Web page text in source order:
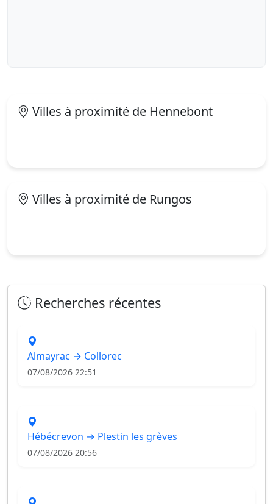
Villes à proximité de Hennebont
Villes à proximité de Rungos
Recherches récentes
Almayrac → Collorec
07/08/2026 22:51
Hébécrevon → Plestin les grèves
07/08/2026 20:56